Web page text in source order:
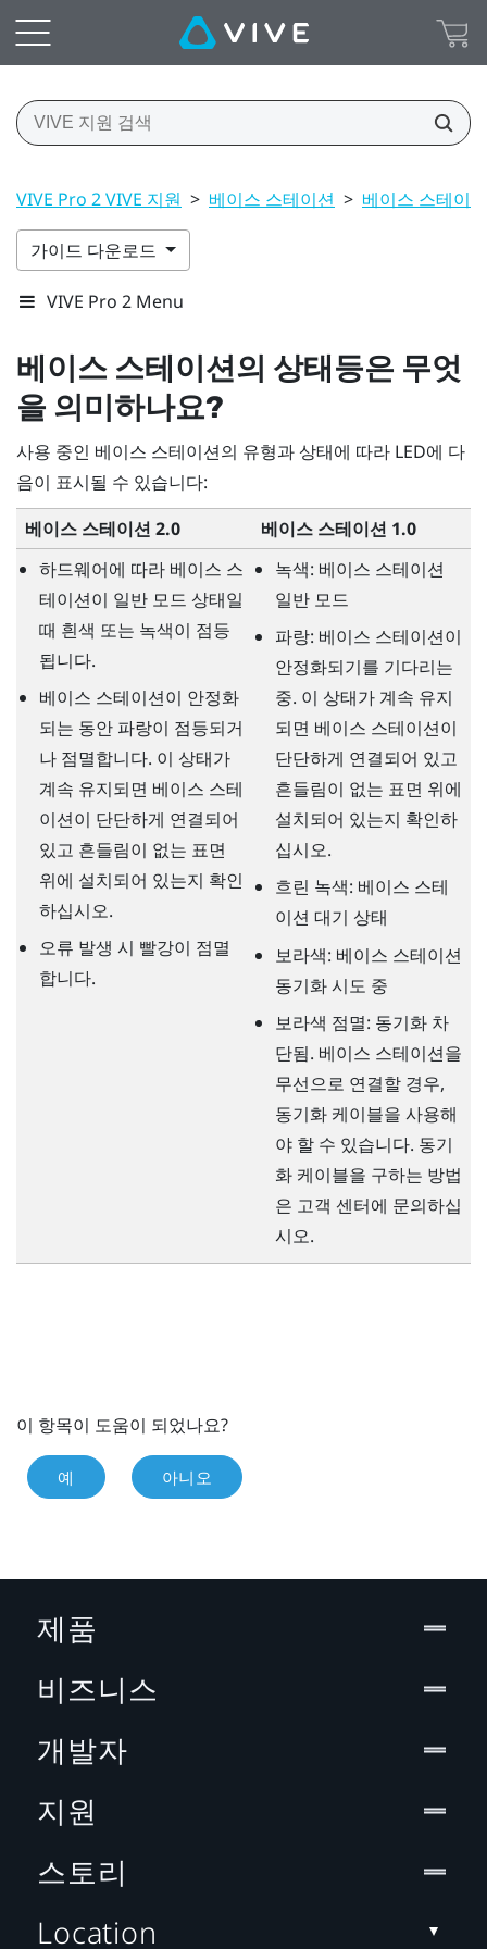
VIVE Pro 2 VIVE 지원 > 베이스 스테이션 > 베이스 스테이
가이드 다운로드
VIVE Pro 2 Menu
베이스 스테이션의 상태등은 무엇
을 의미하나요?
사용 중인 베이스 스테이션의 유형과 상태에 따라 LED에 다
음이 표시될 수 있습니다:
베이스 스테이션 2.0
베이스 스테이션 1.0
하드웨어에 따라 베이스 스
테이션이 일반 모드 상태일
때 흰색 또는 녹색이 점등
됩니다.
베이스 스테이션이 안정화
되는 동안 파랑이 점등되거
나 점멸합니다. 이 상태가
계속 유지되면 베이스 스테
이션이 단단하게 연결되어
있고 흔들림이 없는 표면
위에 설치되어 있는지 확인
하십시오.
오류 발생 시 빨강이 점멸
합니다.
녹색: 베이스 스테이션
일반 모드
파랑: 베이스 스테이션이
안정화되기를 기다리는
중. 이 상태가 계속 유지
되면 베이스 스테이션이
단단하게 연결되어 있고
흔들림이 없는 표면 위에
설치되어 있는지 확인하
십시오.
흐린 녹색: 베이스 스테
이션 대기 상태
보라색: 베이스 스테이션
동기화 시도 중
보라색 점멸: 동기화 차
단됨. 베이스 스테이션을
무선으로 연결할 경우,
동기화 케이블을 사용해
야 할 수 있습니다. 동기
화 케이블을 구하는 방법
은 고객 센터에 문의하십
시오.
이 항목이 도움이 되었나요?
예 아니오
제품
비즈니스
개발자
지원
스토리
Location